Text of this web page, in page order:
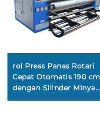
rol Press Panas Rotari
Cepat Otomatis 190 cm
dengan Silinder Minyak
Krom dan Drum